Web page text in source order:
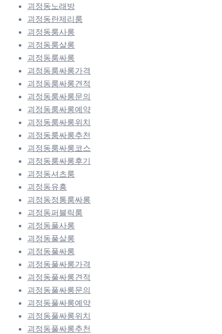
괴정동노래방
괴정동란제리룸
괴정동룸사롱
괴정동룸살롱
괴정동룸싸롱
괴정동룸싸롱가격
괴정동룸싸롱견적
괴정동룸싸롱문의
괴정동룸싸롱예약
괴정동룸싸롱위치
괴정동룸싸롱추천
괴정동룸싸롱코스
괴정동룸싸롱후기
괴정동셔츠룸
괴정동유흥
괴정동정통룸싸롱
괴정동퍼블릭룸
괴정동풀사롱
괴정동풀살롱
괴정동풀싸롱
괴정동풀싸롱가격
괴정동풀싸롱견적
괴정동풀싸롱문의
괴정동풀싸롱예약
괴정동풀싸롱위치
괴정동풀싸롱추천